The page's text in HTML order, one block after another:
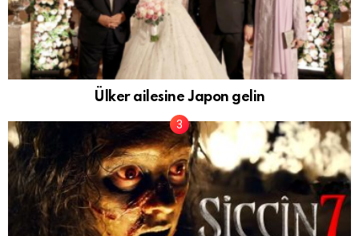
Ülker ailesine Japon gelin